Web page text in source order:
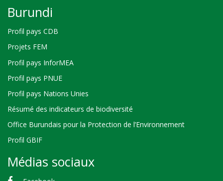
Burundi
Profil pays CDB
Projets FEM
Profil pays InforMEA
Profil pays PNUE
Profil pays Nations Unies
Résumé des indicateurs de biodiversité
Office Burundais pour la Protection de l’Environnement
Profil GBIF
Médias sociaux